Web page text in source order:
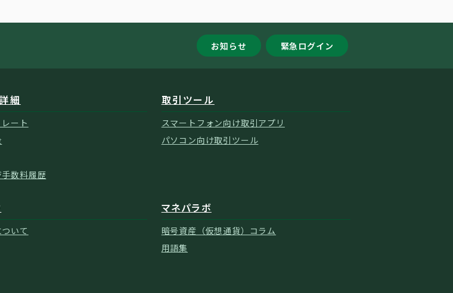
お知らせ 緊急ログイン
細
ート
数料履歴
取引ツール
スマートフォン向け取引アプリ
パソコン向け取引ツール
いて
マネパラボ
暗号資産（仮想通貨）コラム
用語集